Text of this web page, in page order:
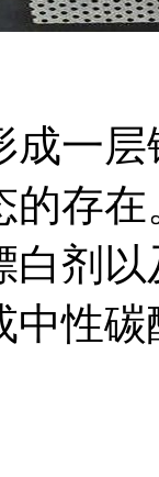
一层
的存
白剂
中性